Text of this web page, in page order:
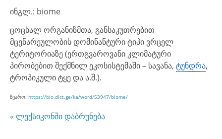
ინგლ.: biome
ცოცხალ ორგანიზმთა, განსაკუთრებით
მცენარეულობის დომინანტური ტიპი ვრცელ
ტერიტორიაზე (ერთგვაროვანი კლიმატური
პირობებით შექმნილ ეკოსისტემაში – სავანა, ტუნდრა,
ტროპიკული ტყე და ა.შ.).
წყარო: https://bio.dict.ge/ka/word/53947/biome/
« ლექსიკონში დაბრუნება